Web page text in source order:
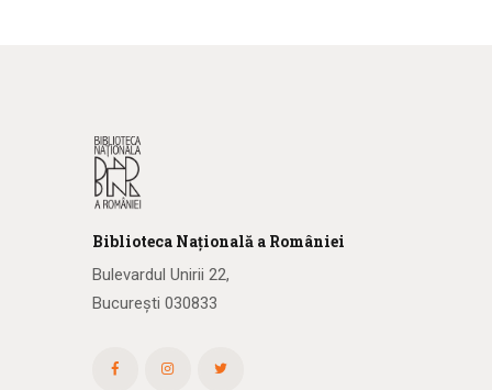
Biblioteca Națională a României
Bulevardul Unirii 22,
București 030833